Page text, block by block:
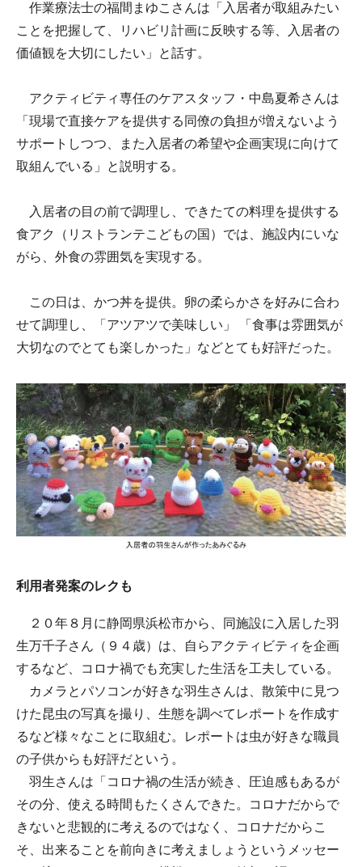
作業療法士の福間まゆこさんは「入居者が取組みたい
ことを把握して、リハビリ計画に反映する等、入居者の
価値観を大切にしたい」と話す。
アクティビティ専任のケアスタッフ・中島夏希さんは
「現場で直接ケアを提供する同僚の負担が増えないよう
サポートしつつ、また入居者の希望や企画実現に向けて
取組んでいる」と説明する。
入居者の目の前で調理し、できたての料理を提供する
食アク（リストランテこどもの国）では、施設内にいな
がら、外食の雰囲気を実現する。
この日は、かつ丼を提供。卵の柔らかさを好みに合わ
せて調理し、「アツアツで美味しい」 「食事は雰囲気が
大切なのでとても楽しかった」などとても好評だった。
利用者発案のレクも
２０年８月に静岡県浜松市から、同施設に入居した羽
生万千子さん（９４歳）は、自らアクティビティを企画
するなど、コロナ禍でも充実した生活を工夫している。
カメラとパソコンが好きな羽生さんは、散策中に見つ
けた昆虫の写真を撮り、生態を調べてレポートを作成す
るなど様々なことに取組む。レポートは虫が好きな職員
の子供からも好評だという。
羽生さんは「コロナ禍の生活が続き、圧迫感もあるが
その分、使える時間もたくさんできた。コロナだからで
きないと悲観的に考えるのではなく、コロナだからこ
そ、出来ることを前向きに考えましょうというメッセー